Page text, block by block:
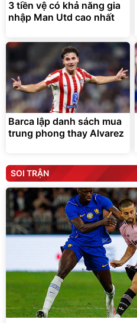
3 tiền vệ có khả năng gia
nhập Man Utd cao nhất
Barca lập danh sách mua
trung phong thay Alvarez
SOI TRẬN